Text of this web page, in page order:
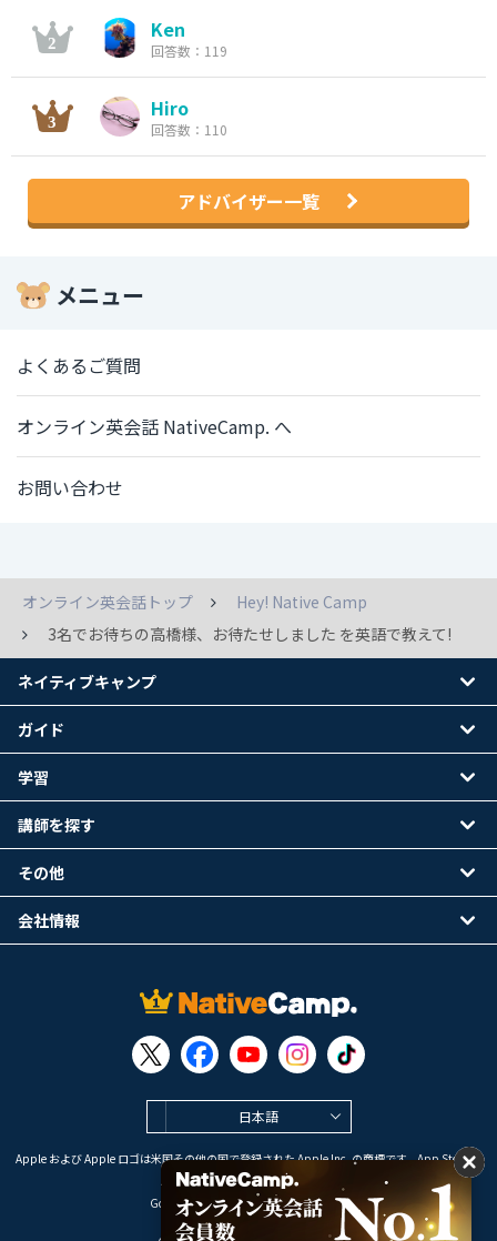
Ken
回答数：119
Hiro
回答数：110
アドバイザー一覧
メニュー
よくあるご質問
オンライン英会話 NativeCamp. へ
お問い合わせ
オンライン英会話トップ
Hey! Native Camp
3名でお待ちの高橋様、お待たせしました を英語で教えて!
日本語
Apple および Apple ロゴは米国その他の国で登録された Apple Inc. の商標です。App Store は
Apple Inc. のサービスマークです。
Google Play は Google LLC の商標です。
ネイティブキャンプ
ガイド
学習
講師を探す
その他
会社情報